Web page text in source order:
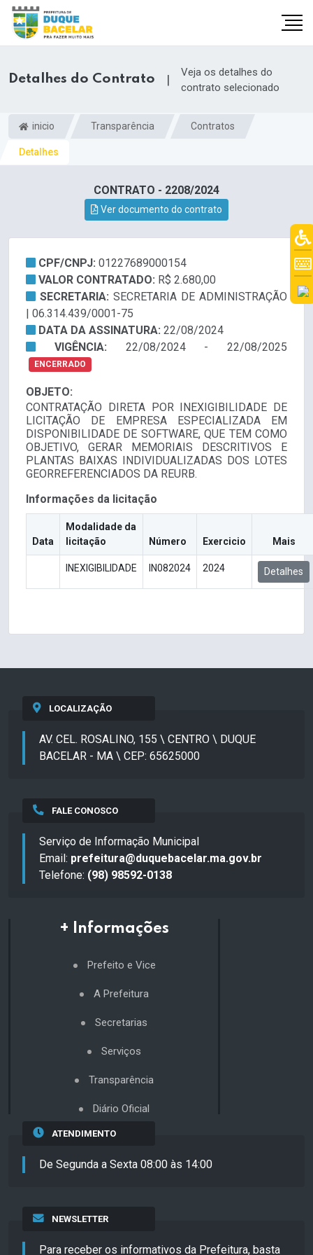
Detalhes do Contrato |
Veja os detalhes do
contrato selecionado
inicio Transparência Contratos
Detalhes
CONTRATO - 2208/2024
Ver documento do contrato
CPF/CNPJ: 01227689000154
VALOR CONTRATADO: R$ 2.680,00
SECRETARIA: SECRETARIA DE ADMINISTRAÇÃO
| 06.314.439/0001-75
DATA DA ASSINATURA: 22/08/2024
VIGÊNCIA: 22/08/2024 - 22/08/2025
ENCERRADO
OBJETO:
CONTRATAÇÃO DIRETA POR INEXIGIBILIDADE DE
LICITAÇÃO DE EMPRESA ESPECIALIZADA EM
DISPONIBILIDADE DE SOFTWARE, QUE TEM COMO
OBJETIVO, GERAR MEMORIAIS DESCRITIVOS E
PLANTAS BAIXAS INDIVIDUALIZADAS DOS LOTES
GEORREFERENCIADOS DA REURB.
Informações da licitação
Data
Modalidade da
licitação
Número Exercicio Mais
INEXIGIBILIDADE IN082024 2024 Detalhes
LOCALIZAÇÃO
AV. CEL. ROSALINO, 155 \ CENTRO \ DUQUE
BACELAR - MA \ CEP: 65625000
FALE CONOSCO
Serviço de Informação Municipal
Email: prefeitura@duquebacelar.ma.gov.br
Telefone: (98) 98592-0138
+ Informações
Prefeito e Vice
A Prefeitura
Secretarias
Serviços
Transparência
Diário Oficial
ATENDIMENTO
De Segunda a Sexta 08:00 às 14:00
NEWSLETTER
Para receber os informativos da Prefeitura, basta